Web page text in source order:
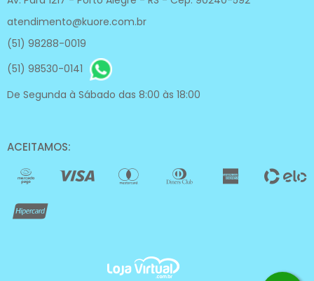
atendimento@kuore.com.br
(51) 98288-0019
(51) 98530-0141
De Segunda à Sábado das 8:00 às 18:00
ACEITAMOS: